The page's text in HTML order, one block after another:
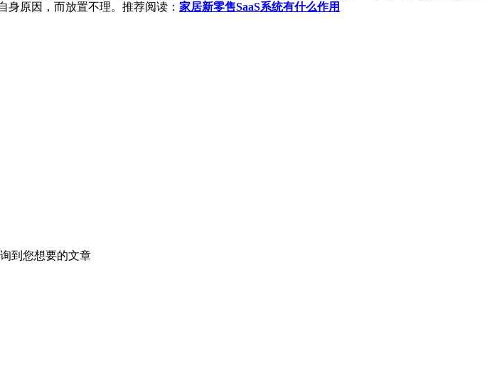
原因，而放置不理。推荐阅读： 家居新零售SaaS系统有什么作用
到您想要的文章